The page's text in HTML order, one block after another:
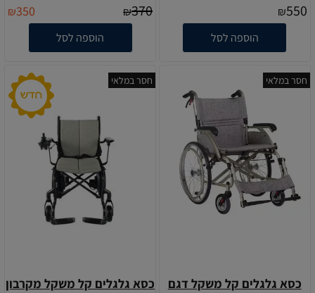
₪550
הוספה לסל
₪370
₪350
הוספה לסל
חסר במלאי
כסא גלגלים קל משקל דגם
חסר במלאי
כסא גלגלים קל משקל מקרבון